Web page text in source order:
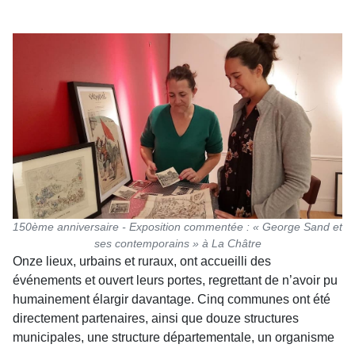
150ème anniversaire - Exposition commentée : « George Sand et
ses contemporains » à La Châtre
Onze lieux, urbains et ruraux, ont accueilli des
événements et ouvert leurs portes, regrettant de n’avoir pu
humainement élargir davantage. Cinq communes ont été
directement partenaires, ainsi que douze structures
municipales, une structure départementale, un organisme